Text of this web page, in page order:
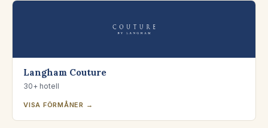
Langham Couture
30+ hotell
VISA FÖRMÅNER →